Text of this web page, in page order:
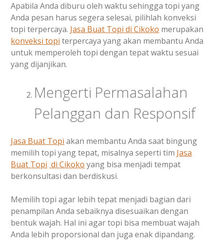
Apabila Anda diburu oleh waktu sehingga topi yang
Anda pesan harus segera selesai, pilihlah konveksi
topi terpercaya. Jasa Buat Topi di Cikoko merupakan
konveksi topi terpercaya yang akan membantu Anda
untuk memperoleh topi dengan tepat waktu sesuai
yang dijanjikan.
Mengerti Permasalahan
Pelanggan dan Responsif
Jasa Buat Topi akan membantu Anda saat bingung
memilih topi yang tepat, misalnya seperti tim Jasa
Buat Topi di Cikoko yang bisa menjadi tempat
berkonsultasi dan berdiskusi.
Memilih topi agar lebih tepat menjadi bagian dari
penampilan Anda sebaiknya disesuaikan dengan
bentuk wajah. Hal ini agar topi bisa membuat wajah
Anda lebih proporsional dan juga enak dipandang.